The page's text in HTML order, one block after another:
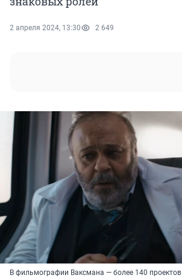
2 апреля 2024, 13:30 2 649
В фильмографии Ваксмана — более 140 проектов